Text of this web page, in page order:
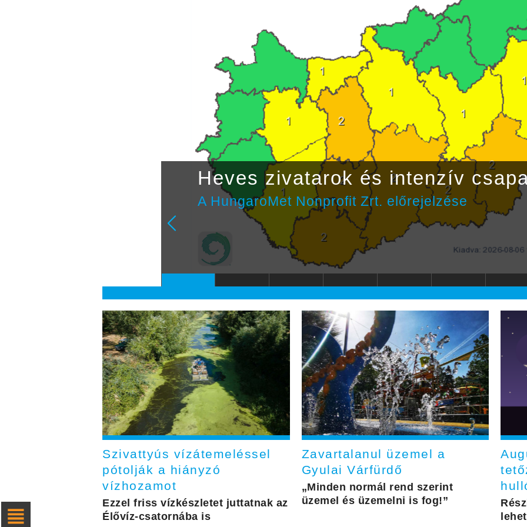
Heves zivatarok és intenzív
A HungaroMet Nonprofit Zrt. előrejelzése
Szivattyús vízátemeléssel
pótolják a hiányzó
vízhozamot
Ezzel friss vízkészletet juttatnak az
Élővíz-csatornába is
Zavartalanul üzemel a
Gyulai Várfürdő
„Minden normál rend szerint
üzemel és üzemelni is fog!”